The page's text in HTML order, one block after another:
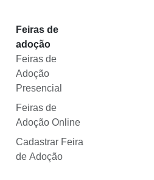
Feiras de
adoção
Feiras de
Adoção
Presencial
Feiras de
Adoção Online
Cadastrar Feira
de Adoção